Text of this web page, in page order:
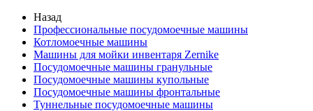
Назад
Профессиональные посудомоечные машины
Котломоечные машины
Машины для мойки инвентаря Zernike
Посудомоечные машины гранульные
Посудомоечные машины купольные
Посудомоечные машины фронтальные
Туннельные посудомоечные машины